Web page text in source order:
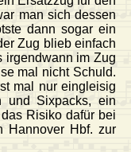
man sich dessen
dann sogar ein
Zug blieb einfach
irgendwann im Zug
mal nicht Schuld.
mal nur eingleisig
und Sixpacks, ein
Risiko dafür bei
Hannover Hbf. zur